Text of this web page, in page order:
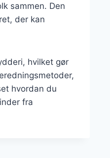
sammen. Den
der kan
hvilket gør
hvordan du
fra